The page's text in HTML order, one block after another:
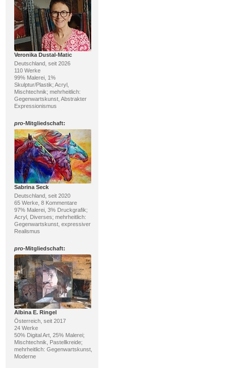
Veronika Dustal-Matic
Deutschland, seit 2026
110 Werke
99% Malerei, 1%
Skulptur/Plastik; Acryl,
Mischtechnik; mehrheitlich:
Gegenwartskunst, Abstrakter
Expressionismus
pro-Mitgliedschaft:
Sabrina Seck
Deutschland, seit 2020
65 Werke, 8 Kommentare
97% Malerei, 3% Druckgrafik;
Acryl, Diverses; mehrheitlich:
Gegenwartskunst, expressiver
Realismus
pro-Mitgliedschaft:
Albina E. Ringel
Österreich, seit 2017
24 Werke
50% Digital Art, 25% Malerei;
Mischtechnik, Pastellkreide;
mehrheitlich: Gegenwartskunst,
Moderne